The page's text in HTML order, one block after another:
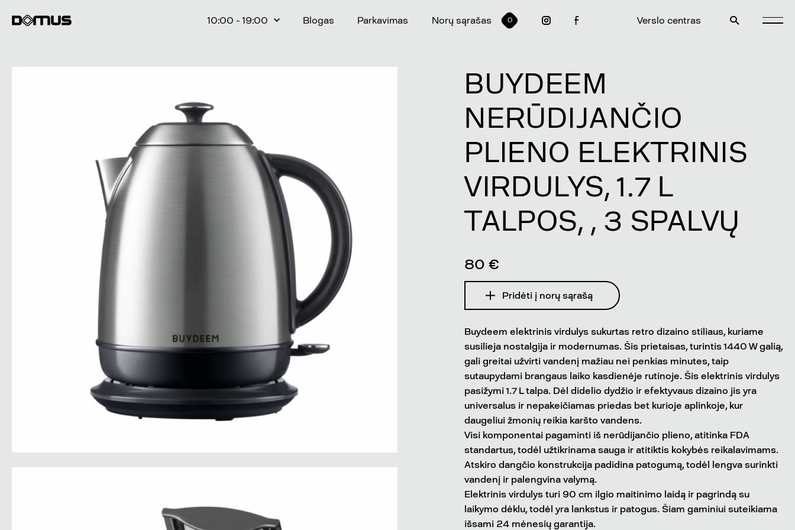
10:00 - 19:00 Blogas Parkavimas Norų sąrašas 0 Verslo centras
BUYDEEM
NERŪDIJANČIO
PLIENO ELEKTRINIS
VIRDULYS, 1.7 L
TALPOS, , 3 SPALVŲ
80 €
Pridėti į norų sąrašą
Buydeem elektrinis virdulys sukurtas retro dizaino stiliaus, kuriame
susilieja nostalgija ir modernumas. Šis prietaisas, turintis 1440 W galią,
gali greitai užvirti vandenį mažiau nei penkias minutes, taip
sutaupydami brangaus laiko kasdienėje rutinoje. Šis elektrinis virdulys
pasižymi 1.7 L talpa. Dėl didelio dydžio ir efektyvaus dizaino jis yra
universalus ir nepakeičiamas priedas bet kurioje aplinkoje, kur
daugeliui žmonių reikia karšto vandens.
Visi komponentai pagaminti iš nerūdijančio plieno, atitinka FDA
standartus, todėl užtikrinama sauga ir atitiktis kokybės reikalavimams.
Atskiro dangčio konstrukcija padidina patogumą, todėl lengva surinkti
vandenį ir palengvina valymą.
Elektrinis virdulys turi 90 cm ilgio maitinimo laidą ir pagrindą su
laikymo dėklu, todėl yra lankstus ir patogus. Šiam gaminiui suteikiama
išsami 24 mėnesių garantija.